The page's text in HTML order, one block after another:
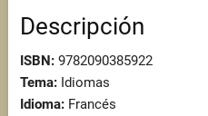
Descripción
ISBN:9782090385922
Tema:Idiomas
Idioma:Francés